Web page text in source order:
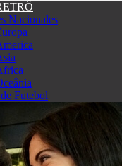
Nacionales
Futebol